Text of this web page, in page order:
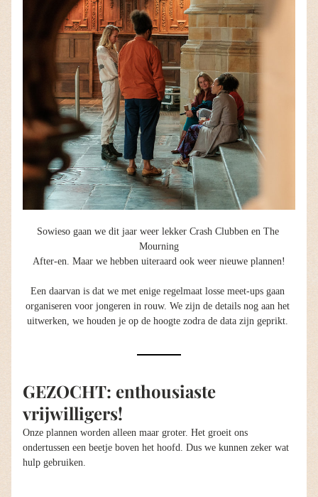
Sowieso gaan we dit jaar weer lekker Crash Clubben en The
Mourning
After-en. Maar we hebben uiteraard ook weer nieuwe plannen!
Een daarvan is dat we met enige regelmaat losse meet-ups gaan
organiseren voor jongeren in rouw. We zijn de details nog aan het
uitwerken, we houden je op de hoogte zodra de data zijn geprikt.
GEZOCHT: enthousiaste
vrijwilligers!
Onze plannen worden alleen maar groter. Het groeit ons
ondertussen een beetje boven het hoofd. Dus we kunnen zeker wat
hulp gebruiken.